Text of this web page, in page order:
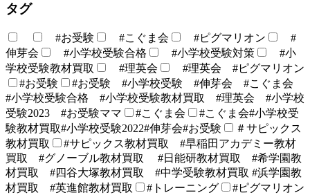
タグ
#お受験 #こぐま会 #ピグマリオン
#
伸芽会
#小学校受験合格 #小学校受験対策
#小
学校受験教材買取
#理英会
#理英会 #ピグマリオン
#お受験
#お受験 #小学校受験 #伸芽会 #こぐま会
#小学校受験合格 #小学校受験教材買取 #理英会 #小学校
受験2023 #お受験ママ
#こぐま会
#こぐま会#小学校受
験教材買取#小学校受験2022#伸芽会#お受験
＃サピックス
教材買取
#サピックス教材買取 #早稲田アカデミー教材
買取 #グノーブル教材買取 #日能研教材買取 #希学園教
材買取 #四谷大塚教材買取 #中学受験教材買取 #浜学園教
材買取 #英進館教材買取
#トレーニング
#ピグマリオン